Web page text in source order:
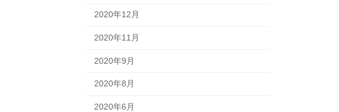
2020年12月
2020年11月
2020年9月
2020年8月
2020年6月